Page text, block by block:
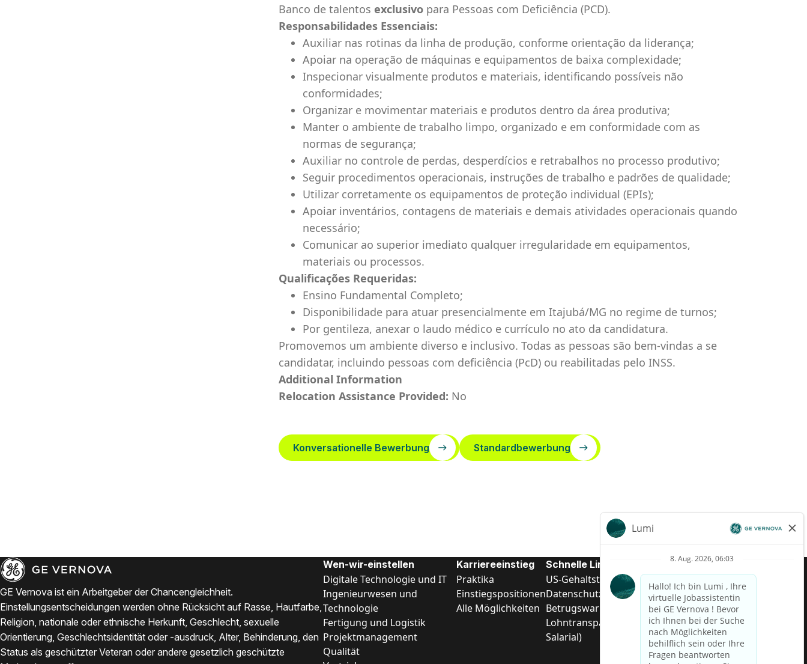
Banco de talentos exclusivo para Pessoas com Deficiência (PCD).
Responsabilidades Essenciais:
Auxiliar nas rotinas da linha de produção, conforme orientação da liderança;
Apoiar na operação de máquinas e equipamentos de baixa complexidade;
Inspecionar visualmente produtos e materiais, identificando possíveis não
conformidades;
Organizar e movimentar materiais e produtos dentro da área produtiva;
Manter o ambiente de trabalho limpo, organizado e em conformidade com as
normas de segurança;
Auxiliar no controle de perdas, desperdícios e retrabalhos no processo produtivo;
Seguir procedimentos operacionais, instruções de trabalho e padrões de qualidade;
Utilizar corretamente os equipamentos de proteção individual (EPIs);
Apoiar inventários, contagens de materiais e demais atividades operacionais quando
necessário;
Comunicar ao superior imediato qualquer irregularidade em equipamentos,
materiais ou processos.
Qualificações Requeridas:
Ensino Fundamental Completo;
Disponibilidade para atuar presencialmente em Itajubá/MG no regime de turnos;
Por gentileza, anexar o laudo médico e currículo no ato da candidatura.
Promovemos um ambiente diverso e inclusivo. Todas as pessoas são bem-vindas a se
candidatar, incluindo pessoas com deficiência (PcD) ou reabilitadas pelo INSS.
Additional Information
Relocation Assistance Provided: No
Konversationelle Bewerbung Standardbewerbung
GE Vernova ist ein Arbeitgeber der Chancengleichheit.
Einstellungsentscheidungen werden ohne Rücksicht auf Rasse, Hautfarbe,
Religion, nationale oder ethnische Herkunft, Geschlecht, sexuelle
Orientierung, Geschlechtsidentität oder -ausdruck, Alter, Behinderung, den
Status als geschützter Veteran oder andere gesetzlich geschützte
Wen-wir-einstellen
Digitale Technologie und IT
Ingenieurwesen und
Technologie
Fertigung und Logistik
Projektmanagement
Qualität
Karriereeinstieg
Praktika
Einstiegspositionen
Alle Möglichkeiten
Schnelle Links
US-Gehalts­transparenz
Datenschutzhinweis für Kandidaten
Betrugswarnung
Lohntransparenz in Brasilien (Relatório de Transparência
Salarial)